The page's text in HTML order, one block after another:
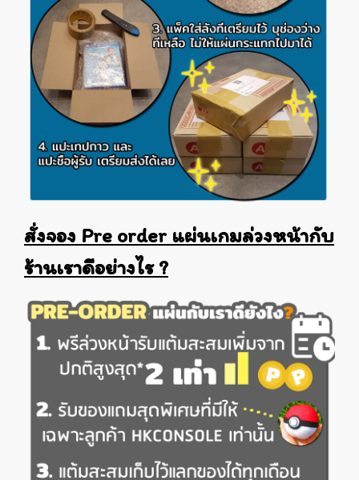
สั่งจอง Pre order แผ่นเกมล่วงหน้ากับ
ร้านเราดีอย่างไร ?